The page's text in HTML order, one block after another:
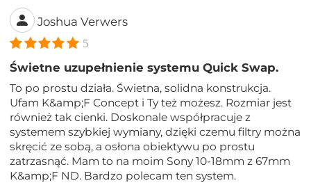
Joshua Verwers
5
Świetne uzupełnienie systemu Quick Swap.
To po prostu działa. Świetna, solidna konstrukcja.
Ufam K&amp;F Concept i Ty też możesz. Rozmiar jest
również tak cienki. Doskonale współpracuje z
systemem szybkiej wymiany, dzięki czemu filtry można
skręcić ze sobą, a osłona obiektywu po prostu
zatrzasnąć. Mam to na moim Sony 10-18mm z 67mm
K&amp;F ND. Bardzo polecam ten system.